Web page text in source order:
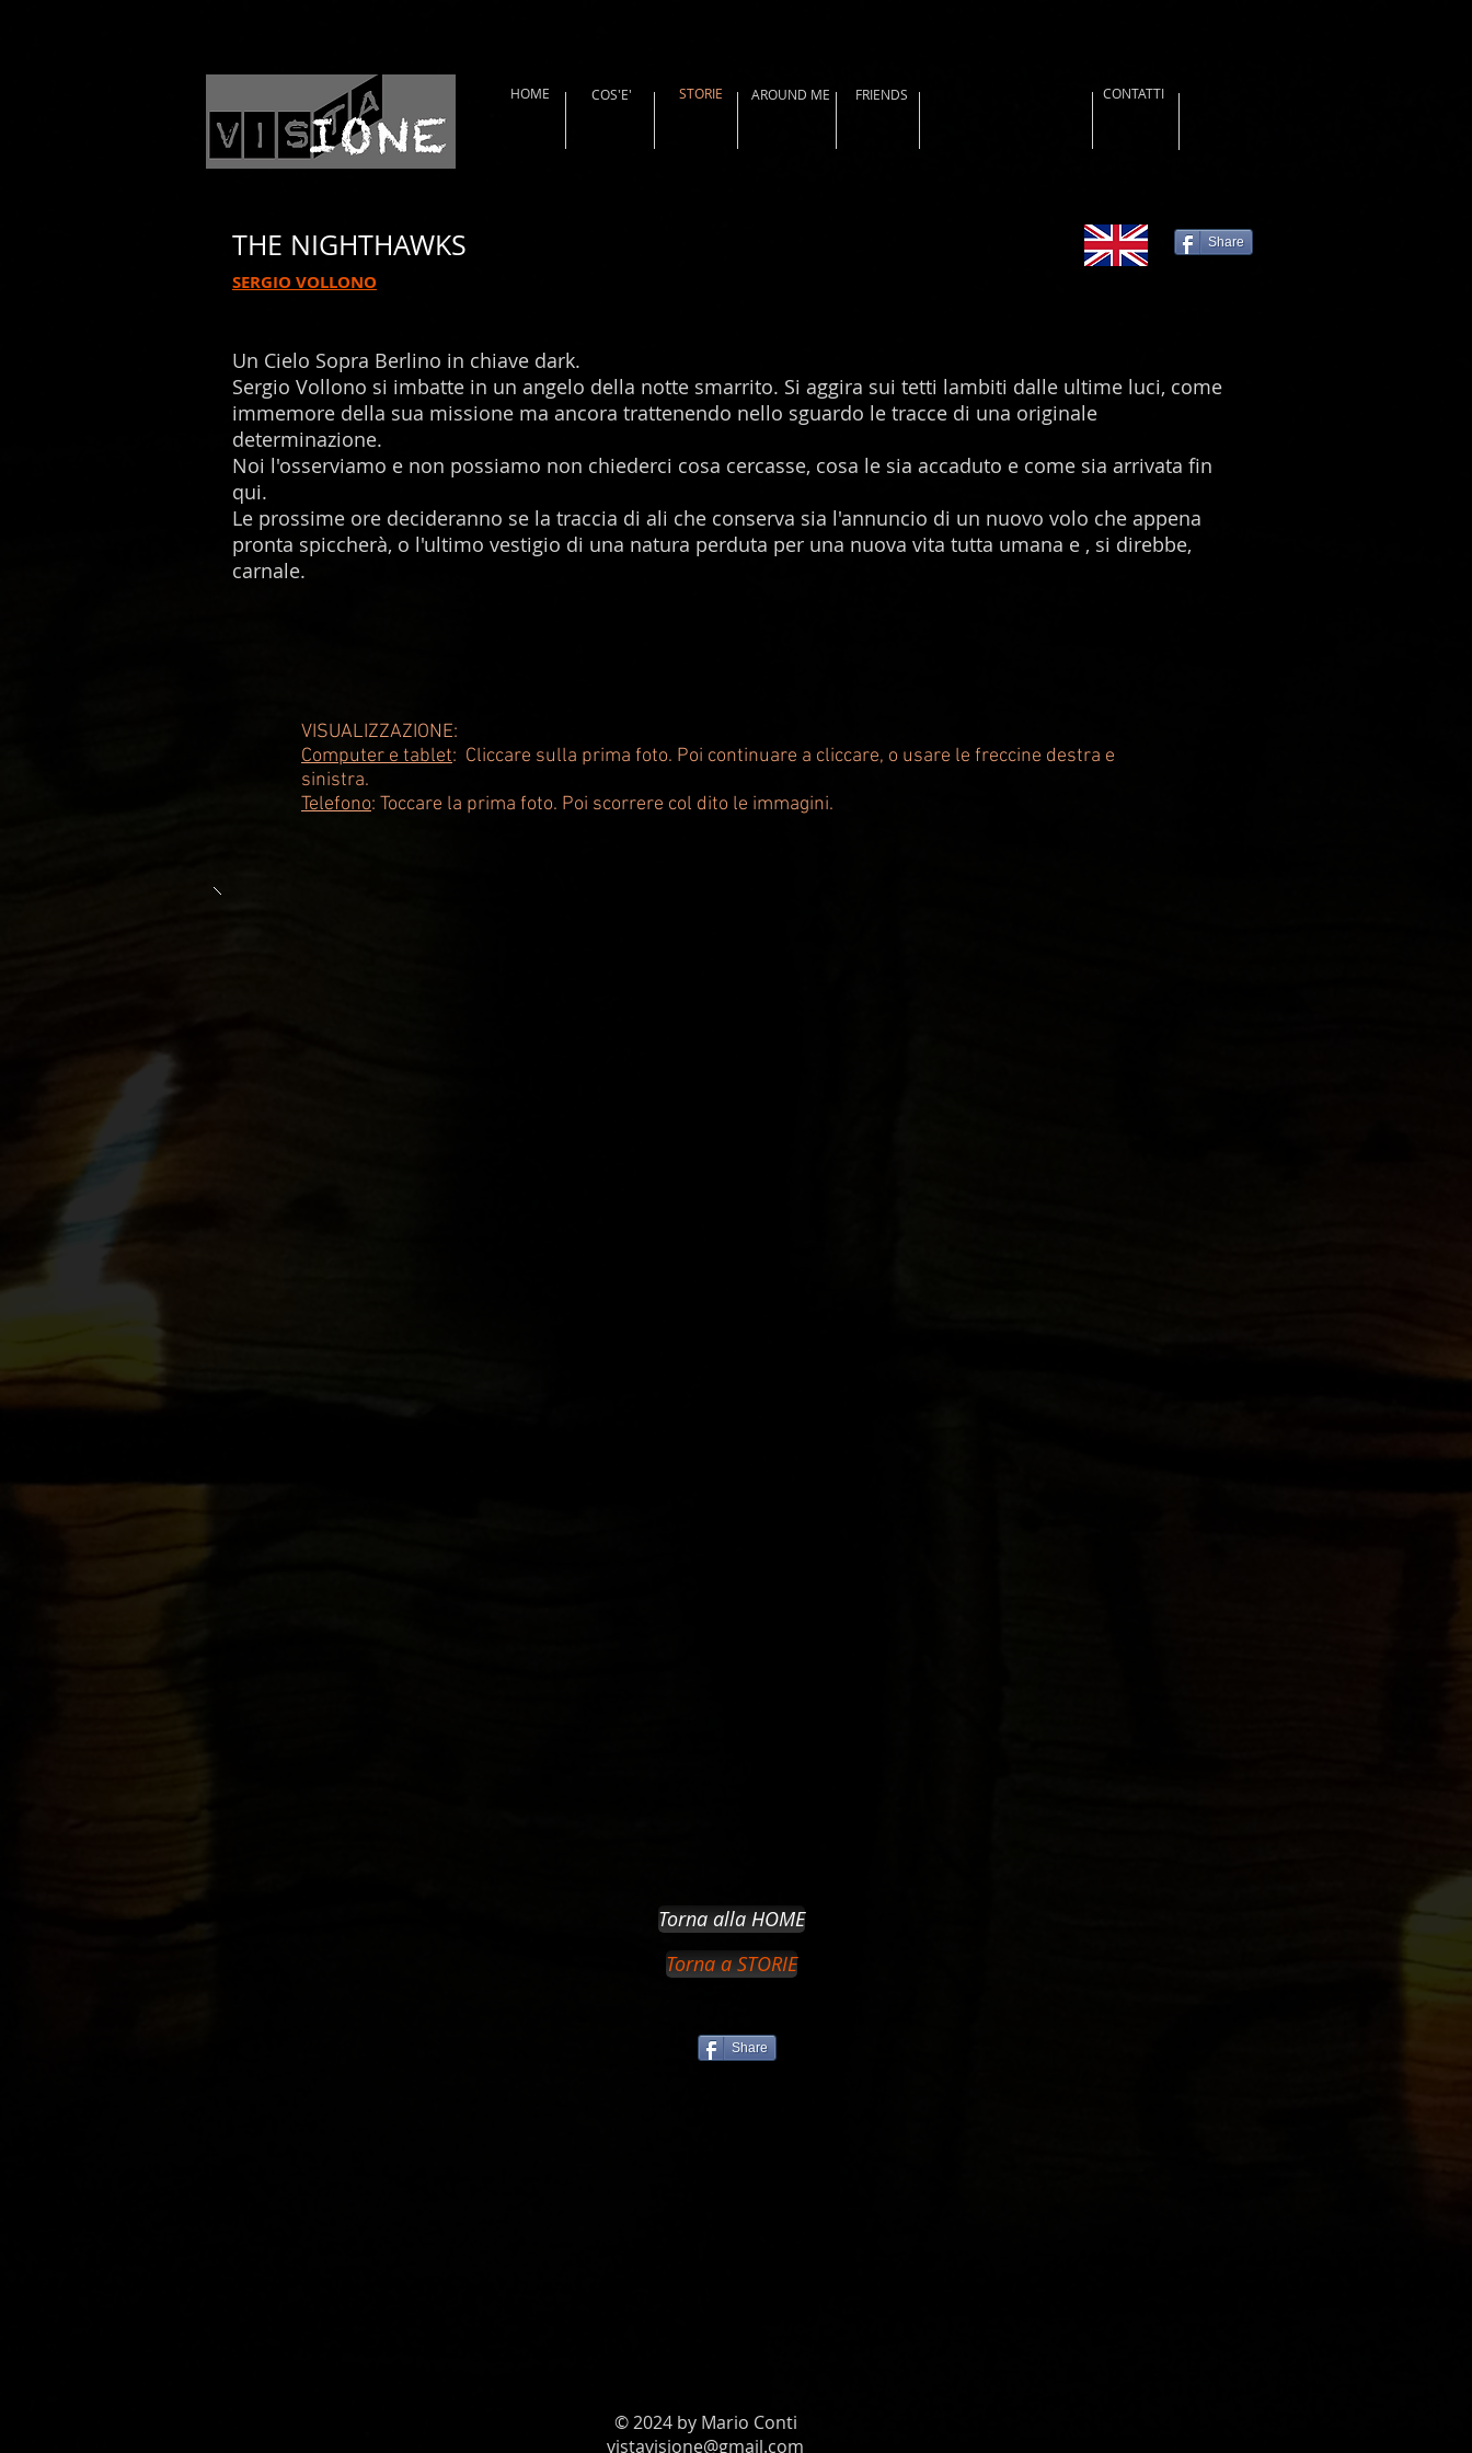
HOME COS'E' STORIE AROUND ME FRIENDS
THE NIGHTHAWKS
CONTATTI
Share
SERGIO VOLLONO
Un Cielo Sopra Berlino in chiave dark.
Sergio Vollono si imbatte in un angelo della notte smarrito. Si aggira sui tetti lambiti dalle ultime luci, come
immemore della sua missione ma ancora trattenendo nello sguardo le tracce di una originale
determinazione.
Noi l'osserviamo e non possiamo non chiederci cosa cercasse, cosa le sia accaduto e come sia arrivata fin
qui.
Le prossime ore decideranno se la traccia di ali che conserva sia l'annuncio di un nuovo volo che appena
pronta spiccherà, o l'ultimo vestigio di una natura perduta per una nuova vita tutta umana e , si direbbe,
carnale.
VISUALIZZAZIONE:
Computer e tablet: Cliccare sulla prima foto. Poi continuare a cliccare, o usare le freccine destra e
sinistra.
Telefono: Toccare la prima foto. Poi scorrere col dito le immagini.
Torna alla HOME
Torna a STORIE
Share
© 2024 by Mario Conti
vistavisione@gmail.com